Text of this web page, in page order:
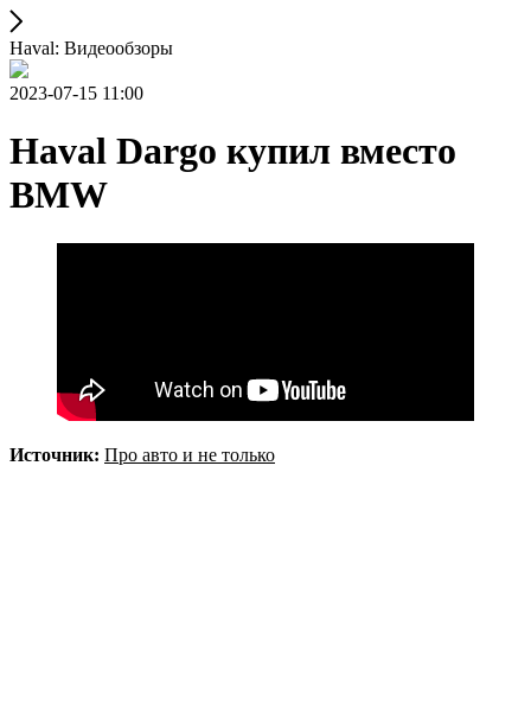
Haval: Видеообзоры
2023-07-15 11:00
Haval Dargo купил вместо
BMW
Источник: Про авто и не только